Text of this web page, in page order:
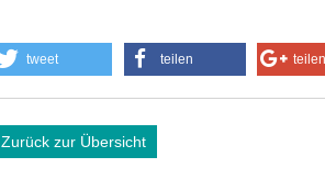
tweet teilen teilen
Zurück zur Übersicht